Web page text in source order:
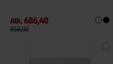
Alk. 686,40
858,00